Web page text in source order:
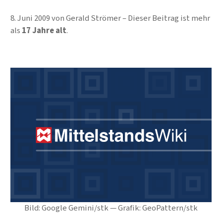
Bild: Google Gemini/stk — Grafik: GeoPattern/stk
8. Juni 2009vonGerald Strömer
Dieser Beitrag ist mehr
als 17 Jahre alt.